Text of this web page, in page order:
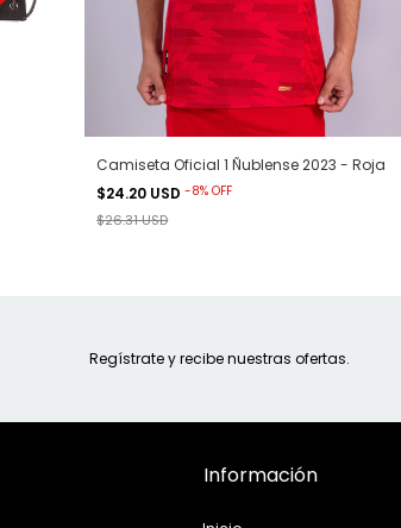
Camiseta Oficial 1 Ñublense 2023 - Roja
$24.20 USD-8%OFF
$26.31 USD
Regístrate y recibe nuestras ofertas.
Información